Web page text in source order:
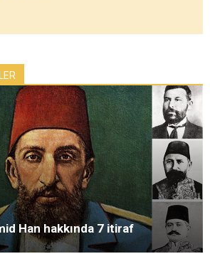
Han hakkında 7 itiraf